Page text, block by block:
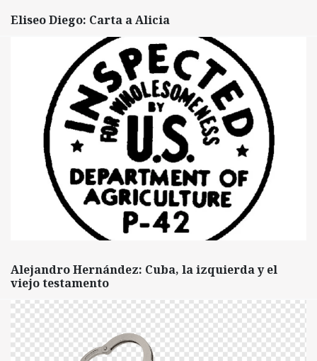
Eliseo Diego: Carta a Alicia
Alejandro Hernández: Cuba, la izquierda y el
viejo testamento